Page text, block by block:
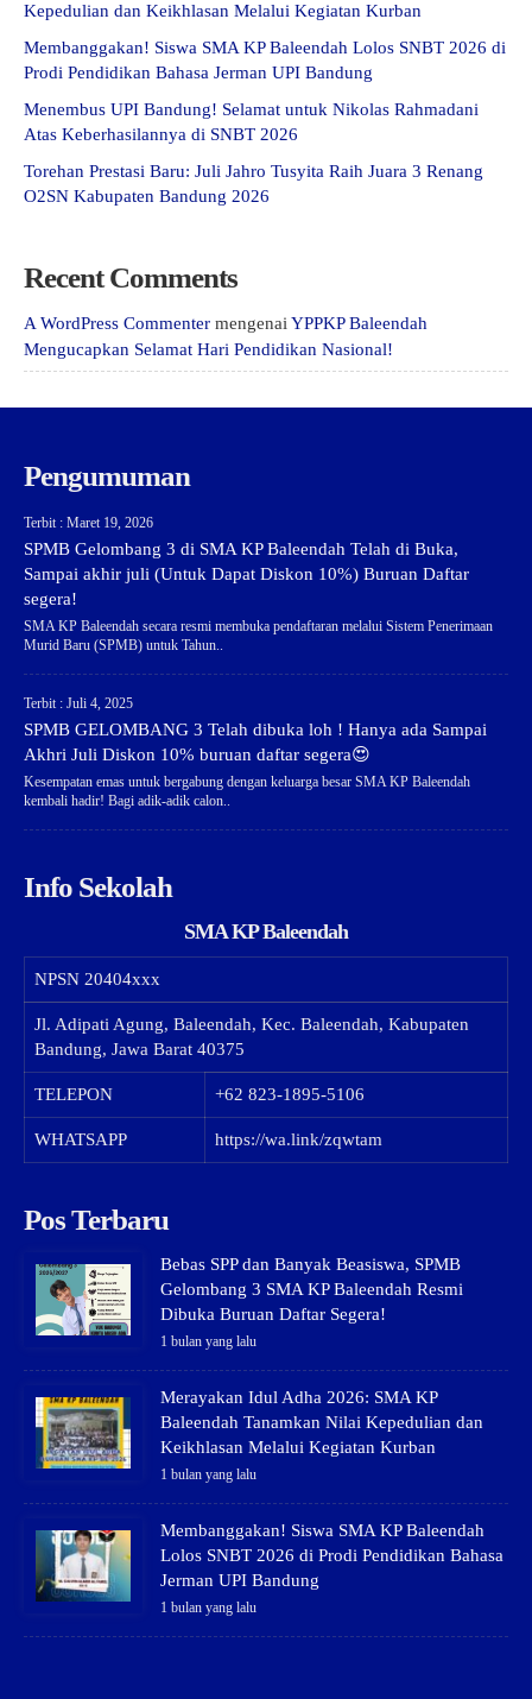
Kepedulian dan Keikhlasan Melalui Kegiatan Kurban
Membanggakan! Siswa SMA KP Baleendah Lolos SNBT 2026 di
Prodi Pendidikan Bahasa Jerman UPI Bandung
Menembus UPI Bandung! Selamat untuk Nikolas Rahmadani
Atas Keberhasilannya di SNBT 2026
Torehan Prestasi Baru: Juli Jahro Tusyita Raih Juara 3 Renang
O2SN Kabupaten Bandung 2026
Recent Comments
A WordPress Commenter mengenai YPPKP Baleendah
Mengucapkan Selamat Hari Pendidikan Nasional!
Pengumuman
Terbit : Maret 19, 2026
SPMB Gelombang 3 di SMA KP Baleendah Telah di Buka,
Sampai akhir juli (Untuk Dapat Diskon 10%) Buruan Daftar
segera!
SMA KP Baleendah secara resmi membuka pendaftaran melalui Sistem Penerimaan
Murid Baru (SPMB) untuk Tahun..
Terbit : Juli 4, 2025
SPMB GELOMBANG 3 Telah dibuka loh ! Hanya ada Sampai
Akhri Juli Diskon 10% buruan daftar segera😍
Kesempatan emas untuk bergabung dengan keluarga besar SMA KP Baleendah
kembali hadir! Bagi adik-adik calon..
Info Sekolah
SMA KP Baleendah
NPSN 20404xxx
Jl. Adipati Agung, Baleendah, Kec. Baleendah, Kabupaten
Bandung, Jawa Barat 40375
TELEPON +62 823-1895-5106
WHATSAPP https://wa.link/zqwtam
Pos Terbaru
Bebas SPP dan Banyak Beasiswa, SPMB
Gelombang 3 SMA KP Baleendah Resmi
Dibuka Buruan Daftar Segera!
1 bulan yang lalu
Merayakan Idul Adha 2026: SMA KP
Baleendah Tanamkan Nilai Kepedulian dan
Keikhlasan Melalui Kegiatan Kurban
1 bulan yang lalu
Membanggakan! Siswa SMA KP Baleendah
Lolos SNBT 2026 di Prodi Pendidikan Bahasa
Jerman UPI Bandung
1 bulan yang lalu